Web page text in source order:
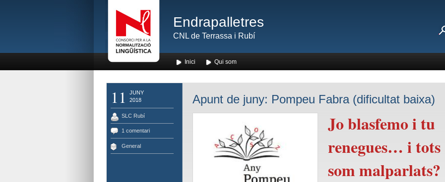
Endrapalletres
CNL de Terrassa i Rubí
Inici Qui som
11
JUNY
2018
SLC Rubí
1 comentari
General
Apunt de juny: Pompeu Fabra (dificultat baixa)
Jo blasfemo i tu
renegues… i tots
som malparlats?